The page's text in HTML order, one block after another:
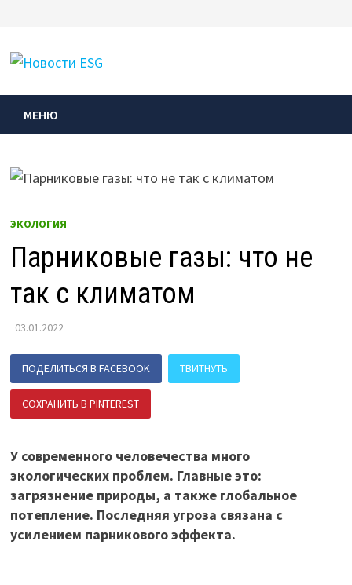
содержимому
МЕНЮ
ЭКОЛОГИЯ
Парниковые газы: что не
так с климатом
03.01.2022
ПОДЕЛИТЬСЯ В FACEBOOK ТВИТНУТЬ
СОХРАНИТЬ В PINTEREST
У современного человечества много
экологических проблем. Главные это:
загрязнение природы, а также глобальное
потепление. Последняя угроза связана с
усилением парникового эффекта.